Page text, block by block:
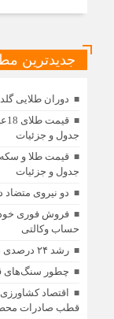
جدیدترین
دوران طلایی
جدول و جزئیات
جدول و جزئیات
دو نیروی متضاد
حساب وکالتی
رشد ۲۴ درصدی صدور کارت‌های بازرگانی در گرگان
چطور سنگ‌های
اقتصاد
قطب صادرات